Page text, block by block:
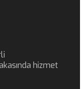
hizmet